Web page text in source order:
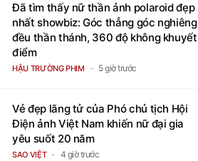
Đã tìm thấy nữ thần ảnh polaroid đẹp
nhất showbiz: Góc thẳng góc nghiêng
đều thần thánh, 360 độ không khuyết
điểm
HẬU TRƯỜNG PHIM 5 giờ trước
Vẻ đẹp lãng tử của Phó chủ tịch Hội
Điện ảnh Việt Nam khiến nữ đại gia
yêu suốt 20 năm
SAO VIỆT 4 giờ trước